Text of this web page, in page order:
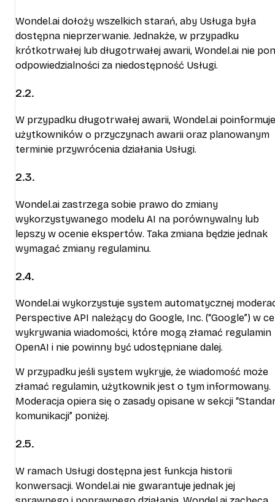
Wondel.ai dołoży wszelkich starań, aby Usługa była
dostępna nieprzerwanie. Jednakże, w przypadku
krótkotrwałej lub długotrwałej awarii, Wondel.ai nie
odpowiedzialności za niedostępność Usługi.
2.2.
W przypadku długotrwałej awarii, Wondel.ai poinformuje
użytkowników o przyczynach awarii oraz planowanym
terminie przywrócenia działania Usługi.
2.3.
Wondel.ai zastrzega sobie prawo do zmiany
wykorzystywanego modelu AI na porównywalny lub
lepszy w ocenie ekspertów. Taka zmiana będzie jednak
wymagać zmiany regulaminu.
2.4.
Wondel.ai wykorzystuje system automatycznej
Perspective API należący do Google, Inc. (“Google”) w
wykrywania wiadomości, które mogą złamać regulamin
OpenAI i nie powinny być udostępniane dalej.
W przypadku jeśli system wykryje, że wiadomość może
złamać regulamin, użytkownik jest o tym informowany.
Moderacja opiera się o zasady opisane w sekcji
komunikacji” poniżej.
2.5.
W ramach Usługi dostępna jest funkcja historii
konwersacji. Wondel.ai nie gwarantuje jednak jej